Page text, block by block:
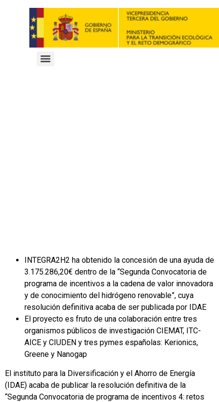
INTEGRA2H2 ha obtenido la concesión de una ayuda de
3.175.286,20€ dentro de la “Segunda Convocatoria de
programa de incentivos a la cadena de valor innovadora
y de conocimiento del hidrógeno renovable”, cuya
resolución definitiva acaba de ser publicada por IDAE
El proyecto es fruto de una colaboración entre tres
organismos públicos de investigación CIEMAT, ITC-
AICE y CIUDEN y tres pymes españolas: Kerionics,
Greene y Nanogap
El instituto para la Diversificación y el Ahorro de Energía
(IDAE) acaba de publicar la resolución definitiva de la
“Segunda Convocatoria de programa de incentivos 4: retos